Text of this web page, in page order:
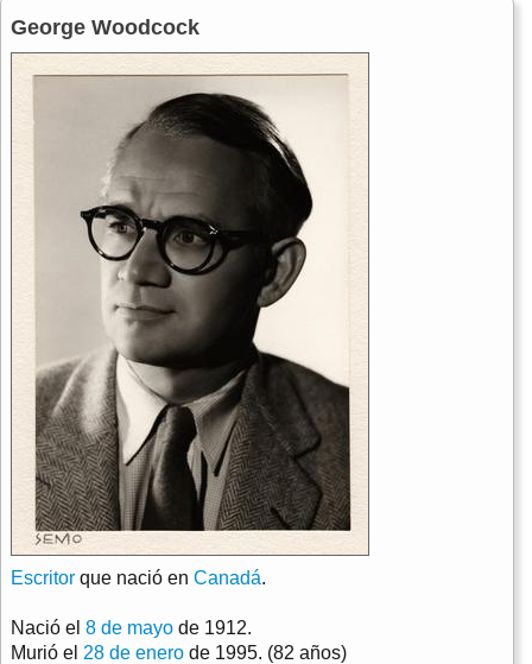
George Woodcock
Escritor que nació en Canadá.
Nació el 8 de mayo de 1912.
Murió el 28 de enero de 1995. (82 años)